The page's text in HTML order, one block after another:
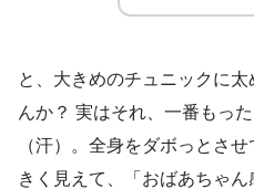
と、大きめのチュニックに
んか？ 実はそれ、一番もっ
（汗）。全身をダボっとさ
きく見えて、「おばあちゃん